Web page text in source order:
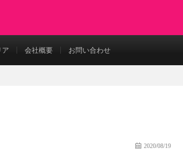
ア 会社概要 お問い合わせ
2020/08/19